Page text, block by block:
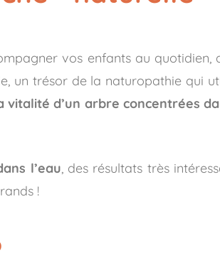
vos enfants au quotidien,
un trésor de la naturopathie qui
vitalité d’un arbre concentrées
l’eau, des résultats très
!